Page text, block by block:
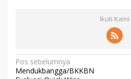
Ikuti Kami
N
Pos sebelumnya
Mendukbangga/BKKBN